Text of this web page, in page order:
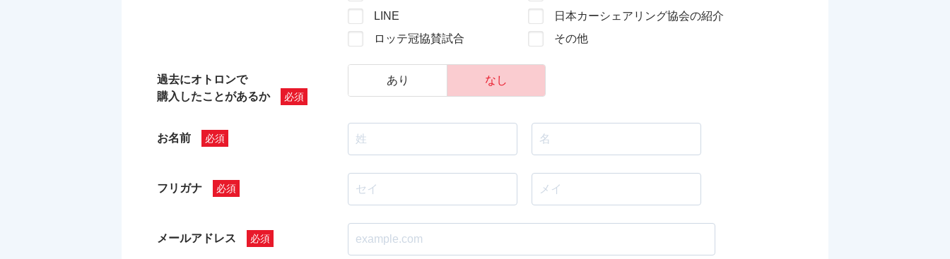
LINE
日本カーシェアリング協会の紹介
ロッテ冠協賛試合
その他
過去にオトロンで
購入したことがあるか
あり なし
お名前
フリガナ
メールアドレス